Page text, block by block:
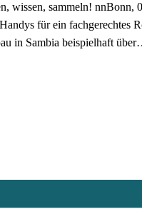
wissen, sammeln!
für ein fachgerechtes
in Sambia beispielhaft